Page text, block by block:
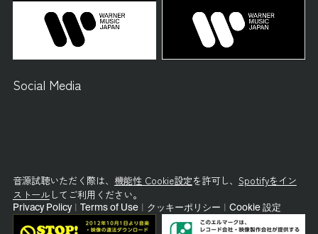
Social Media
音源試聴いただく際は、 機能性 Cookie設定を許可し、 Spotifyをイン
ストールしてご利用ください。
Privacy Policy Terms of Use クッキーポリシー Cookie 設定